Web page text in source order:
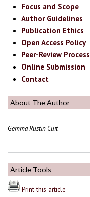
Focus and Scope
Author Guidelines
Publication Ethics
Open Access Policy
Peer-Review Process
Online Submission
Contact
About The Author
Gemma Rustin Cuit
Article Tools
Print this article